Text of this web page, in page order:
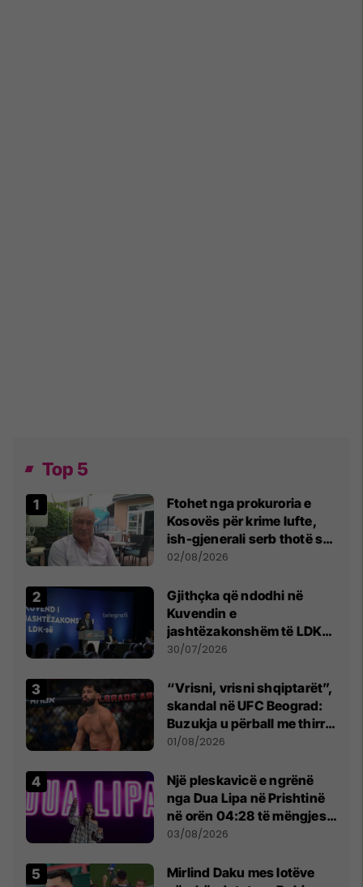
Top 5
Ftohet nga prokuroria e
Kosovës për krime lufte,
ish-gjenerali serb thotë se
dikush e tradhtoi në
02/08/2026
Gjithçka që ndodhi në
Kuvendin e
jashtëzakonshëm të LDK-
së
30/07/2026
“Vrisni, vrisni shqiptarët”,
skandal në UFC Beograd:
Buzukja u përball me thirrje
anti-shqiptare nga
01/08/2026
Një pleskavicë e ngrënë
nga Dua Lipa në Prishtinë
në orën 04:28 të mëngjesit
- dhe bota digjitale serbe
03/08/2026
Mirlind Daku mes lotëve